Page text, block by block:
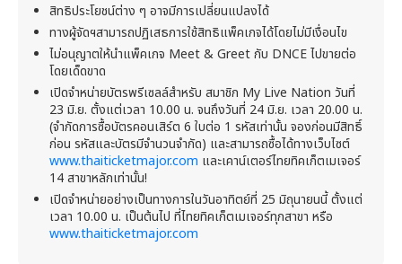
สิทธิประโยชน์ต่าง ๆ อาจมีการเปลี่ยนแปลงได้
ทางผู้จัดฯสามารถปฏิเสธการใช้สิทธิแพ็คเกจได้โดยไม่มีเงื่อนไข
ไม่อนุญาตให้นำแพ็คเกจ Meet & Greet กับ DNCE ไปขายต่อ
โดยเด็ดขาด
เปิดจำหน่ายบัตรพรีเซลล์สำหรับ สมาชิก My Live Nation วันที่
23 มิ.ย. ตั้งแต่เวลา 10.00 น. จนถึงวันที่ 24 มิ.ย. เวลา 20.00 น.
(จำกัดการซื้อบัตรคอนเสิร์ต 6 ใบต่อ 1 รหัสเท่านั้น จองก่อนมีสิทธิ์
ก่อน รหัสและบัตรมีจำนวนจำกัด) และสามารถซื้อได้ทางเว็บไซต์
www.thaiticketmajor.com และเคาน์เตอร์ไทยทิคเก็ตเมเจอร์
14 สาขาหลักเท่านั้น!
เปิดจำหน่ายอย่างเป็นทางการในวันอาทิตย์ที่ 25 มิถุนายนนี้ ตั้งแต่
เวลา 10.00 น. เป็นต้นไป ที่ไทยทิคเก็ตเมเจอร์ทุกสาขา หรือ
www.thaiticketmajor.com